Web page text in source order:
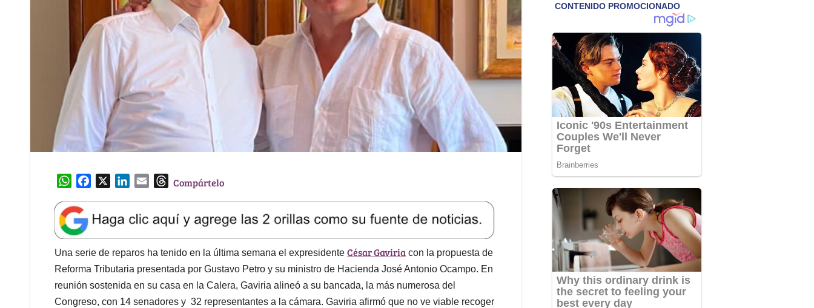
W
a
t
s
A
p
p
e
b
o
o
k
k
e
d
I
n
l
T
e
a
d
s
Compártelo
Una serie de reparos ha tenido en la última semana el expresidente César Gaviria con la propuesta de
Reforma Tributaria presentada por Gustavo Petro y su ministro de Hacienda José Antonio Ocampo. En
reunión sostenida en su casa en la Calera, Gaviria alineó a su bancada, la más numerosa del
Congreso, con 14 senadores y 32 representantes a la cámara. Gaviria afirmó que no ve viable recoger